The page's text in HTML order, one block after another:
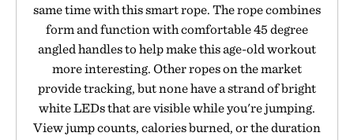
same time with this smart rope. The rope combines
form and function with comfortable 45 degree
angled handles to help make this age-old workout
more interesting. Other ropes on the market
provide tracking, but none have a strand of bright
white LEDs that are visible while you're jumping.
View jump counts, calories burned, or the duration